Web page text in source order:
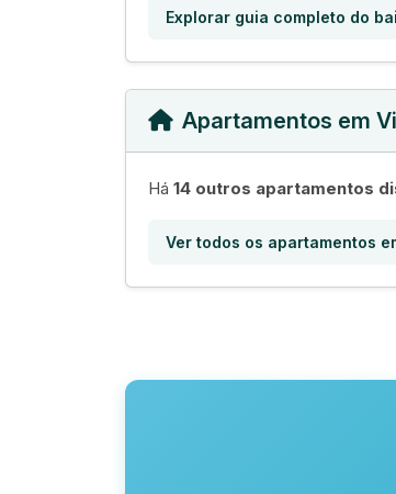
Explorar guia completo do
Apartamentos em
Há 14 outros apartamentos
Ver todos os apartamentos